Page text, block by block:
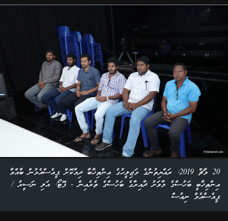
20 މާޗް 2019: ރައްޔިތުންގެ މަޖިލީހުގެ އިންތިޚާބާ ދިމާކޮށް ޕީއެސްއެމުން ބާއްވާ
އިންތިޚާބީ ބަހުސްގެ މާވަށު ދާއިރާގެ ބަހުސްގެ ތެރެއިން - ފޮޓޯ: އަލި ނަސީރު /
ޕީއެސްއެމް ނިއުސް